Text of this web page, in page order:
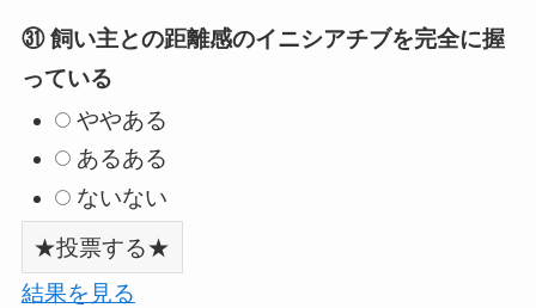
㉛ 飼い主との距離感のイニシアチブを完全に握
っている
ややある
あるある
ないない
結果を見る